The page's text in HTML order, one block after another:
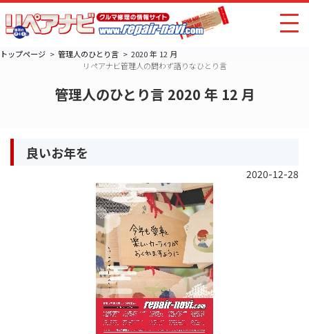
トップページ 管理人のひとり言
2020 年 12 月
リペアナビ管理人の問わず語りなひとり言
管理人のひとり言 2020 年 12 月
良いお年を
2020-12-28